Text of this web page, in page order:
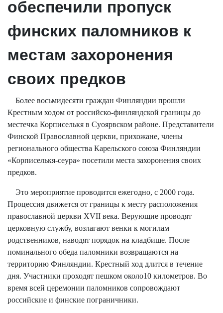
обеспечили пропуск
финских паломников к
местам захоронения
своих предков
Более восьмидесяти граждан Финляндии прошли
Крестным ходом от российско-финляндской границы до
местечка Корписелькя в Суоярвском районе. Представители
Финской Православной церкви, прихожане, члены
регионального общества Карельского союза Финляндии
«Корписелькя-сеура» посетили места захоронения своих
предков.
Это мероприятие проводится ежегодно, с 2000 года.
Процессия движется от границы к месту расположения
православной церкви XVII века. Верующие проводят
церковную службу, возлагают венки к могилам
родственников, наводят порядок на кладбище. После
поминального обеда паломники возвращаются на
территорию Финляндии. Крестный ход длится в течение
дня. Участники проходят пешком около10 километров. Во
время всей церемонии паломников сопровождают
российские и финские пограничники.